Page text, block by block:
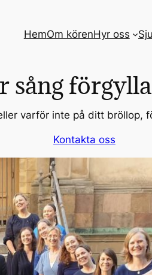
HemOm körenHyr oss
sång
varför inte på ditt bröllop,
Kontakta oss